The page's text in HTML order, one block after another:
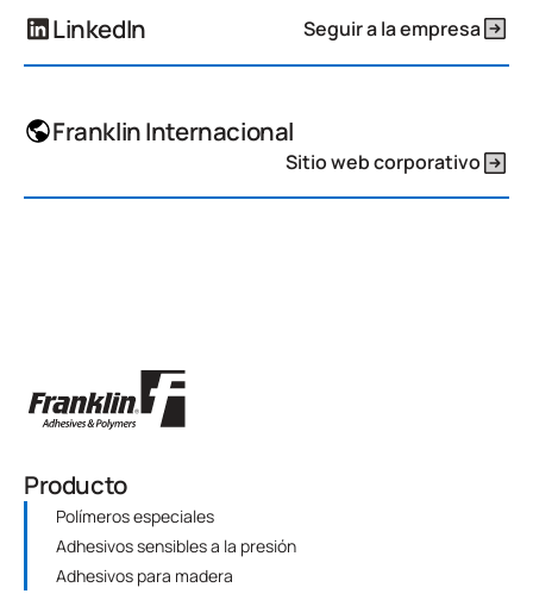
LinkedIn Seguir a la empresa
Franklin Internacional
Sitio web corporativo
Producto
Polímeros especiales
Adhesivos sensibles a la presión
Adhesivos para madera